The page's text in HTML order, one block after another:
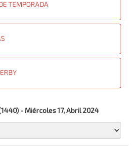
TEMPORADA
- Miércoles 17, Abril 2024